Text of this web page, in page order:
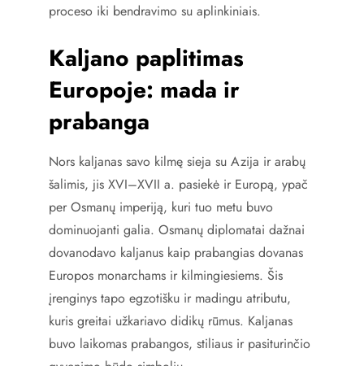
proceso iki bendravimo su aplinkiniais.
Kaljano paplitimas
Europoje: mada ir
prabanga
Nors kaljanas savo kilmę sieja su Azija ir arabų
šalimis, jis XVI–XVII a. pasiekė ir Europą, ypač
per Osmanų imperiją, kuri tuo metu buvo
dominuojanti galia. Osmanų diplomatai dažnai
dovanodavo kaljanus kaip prabangias dovanas
Europos monarchams ir kilmingiesiems. Šis
įrenginys tapo egzotišku ir madingu atributu,
kuris greitai užkariavo didikų rūmus. Kaljanas
buvo laikomas prabangos, stiliaus ir pasiturinčio